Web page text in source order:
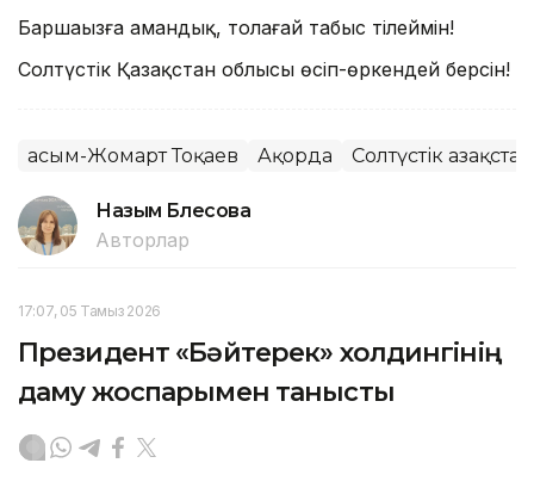
Баршаңызға амандық, толағай табыс тілеймін!
Солтүстік Қазақстан облысы өсіп-өркендей берсін!
Қасым-Жомарт Тоқаев Ақорда Солтүстік
Назым Бөлесова
Авторлар
17:07, 05 Тамыз 2026
Президент «Бәйтерек» холдингінің
даму жоспарымен танысты